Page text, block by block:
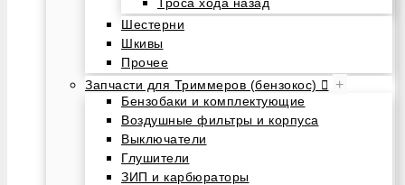
Шестерни
Шкивы
Прочее
Запчасти для Триммеров (бензокос)
+
Бензобаки и комплектующие
Воздушные фильтры и корпуса
Выключатели
Глушители
ЗИП и карбюраторы